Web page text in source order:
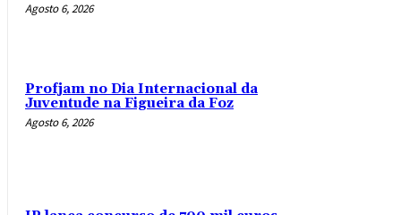
Agosto 6, 2026
Profjam no Dia Internacional da
Juventude na Figueira da Foz
Agosto 6, 2026